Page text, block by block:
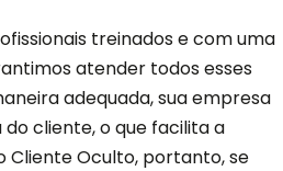
treinados e com uma
atender todos esses
adequada, sua empresa
cliente, o que facilita a
Cliente Oculto, portanto, se